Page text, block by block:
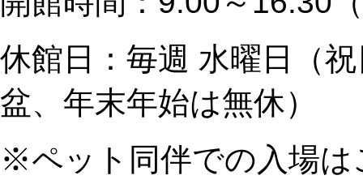
休館日：毎週 水曜日（
盆、年末年始は無休）
※ペット同伴での入場